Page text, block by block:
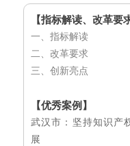
【指标解读、改革要
一、指标解读
二、改革要求
三、创新亮点
【优秀案例】
武汉市：坚持知识产
展